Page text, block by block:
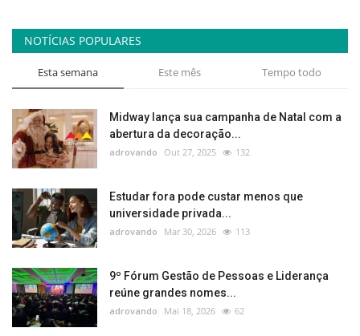
NOTÍCIAS POPULARES
Esta semana Este mês Tempo todo
Midway lança sua campanha de Natal com a
abertura da decoração...
adrovando Out 27, 2025 132
Estudar fora pode custar menos que
universidade privada...
adrovando Mar 30, 2026 113
9º Fórum Gestão de Pessoas e Liderança
reúne grandes nomes...
adrovando Mai 18, 2026 62